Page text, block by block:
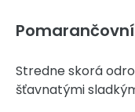
Stredne skorá
šťavnatými